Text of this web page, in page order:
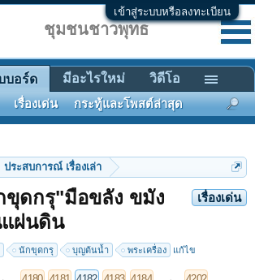
เข้าสู่ระบบหรือลงทะเบียน
ประสบการณ์ เรื่องเล่า
เรื่องเด่น
ขุดกรุ"มือขลัง ขมัง
แผ่นดิน
นักขุดกรุ บุญต้นน้ำ พระเครื่อง แก้ไข
4181 4182 4183 4184 → 4202
ชุมชนชาวพุทธ
บอร์ด
เรื่องเด่น กระทู้และโพสต์ล่าสุด
มีอะไรใหม่ วิดีโอ